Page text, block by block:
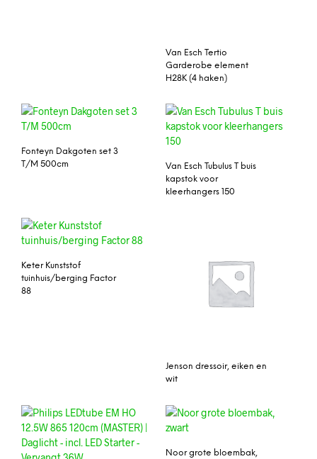
Van Esch Tertio
Garderobe element
H28K (4 haken)
Fonteyn Dakgoten set 3
T/M 500cm
Van Esch Tubulus T buis
kapstok voor
kleerhangers 150
Keter Kunststof
tuinhuis/berging Factor
88
Jenson dressoir, eiken en
wit
Noor grote bloembak,